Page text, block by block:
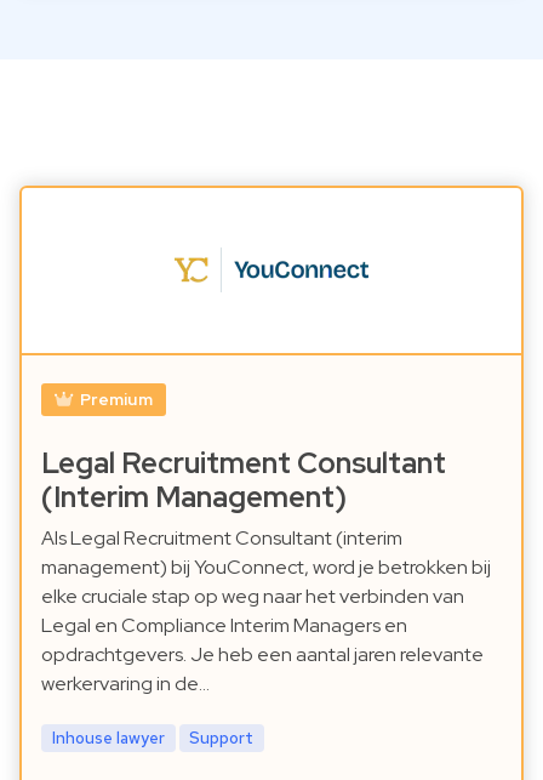
Premium
Legal Recruitment Consultant
(Interim Management)
Als Legal Recruitment Consultant (interim
management) bij YouConnect, word je betrokken bij
elke cruciale stap op weg naar het verbinden van
Legal en Compliance Interim Managers en
opdrachtgevers. Je heb een aantal jaren relevante
werkervaring in de…
Inhouse lawyer Support